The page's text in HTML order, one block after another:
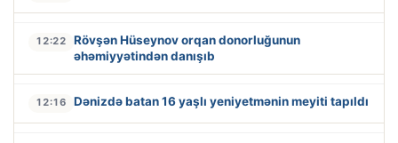
12:22
Rövşən Hüseynov orqan donorluğunun
əhəmiyyətindən danışıb
12:16 Dənizdə batan 16 yaşlı yeniyetmənin meyiti tapıldı